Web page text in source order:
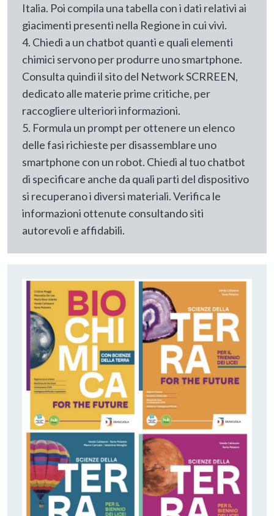
Italia. Poi compila una tabella con i dati relativi ai
giacimenti presenti nella Regione in cui vivi.
4. Chiedi a un chatbot quanti e quali elementi
chimici servono per produrre uno smartphone.
Consulta quindi il sito del Network SCRREEN,
dedicato alle materie prime critiche, per
raccogliere ulteriori informazioni.
5. Formula un prompt per ottenere un elenco
delle fasi richieste per disassemblare uno
smartphone con un robot. Chiedi al tuo chatbot
di specificare anche da quali parti del dispositivo
si recuperano i diversi materiali. Verifica le
informazioni ottenute consultando siti
autorevoli e affidabili.